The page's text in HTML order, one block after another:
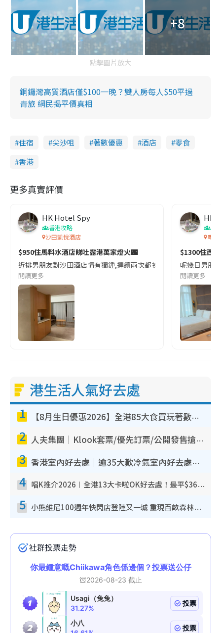
+8
點擊圖片放大
銅鑼灣高質酒店僅$100一晚？雙人房每人$50平過
青旅 網民揭平價真相
住宿 尖沙咀 著數優惠 酒店
零食
香港
更多真實評價
HK Hotel Spy
香港攻略
沙田凱悅酒店
$950住馬料水酒店睇吐露港萬家燈火🌃
近排男朋友對沙田酒店情有獨鍾,連續兩次都揀沙田｡的確沙田酒
閱讀更多
HK
粵海
$1300住西
呢幾日男朋
閱讀更多
港生活人氣好去處
1 【8月生日優惠2026】全港85大食買玩著數攻略 自助餐/火鍋放題同行免費＋誠品/DONKI送現金券
2 人夫集團｜Klook套票/優先訂票/公開發售搶飛攻略！附票價.購票連結.場地座位表
3 香港室內好去處｜逾35大歎冷氣室內好去處推介 室內活動免費避雨無懼落雨
4 唱K推介2026︱全港13大卡啦OK好去處！最平$36起 日文K都有！(附地址+收費詳情)
5 小熊維尼100週年快閃店登陸又一城 重現百畝森林經典場景／獨家限定盲盒登場／專屬DIY香水